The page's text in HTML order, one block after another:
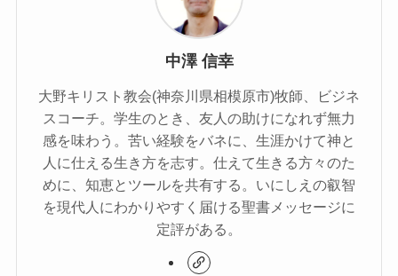
中澤 信幸
大野キリスト教会(神奈川県相模原市)牧師、ビジネ
スコーチ。学生のとき、友人の助けになれず無力
感を味わう。苦い経験をバネに、生涯かけて神と
人に仕える生き方を志す。仕えて生きる方々のた
めに、知恵とツールを共有する。いにしえの叡智
を現代人にわかりやすく届ける聖書メッセージに
定評がある。